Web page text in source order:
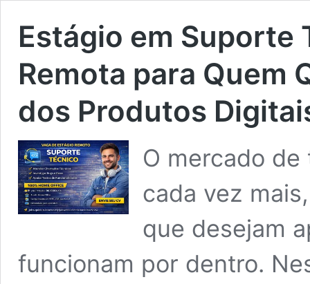
Estágio em
Remota para Quem
dos Produtos
O mercado
cada vez
que desejam
funcionam por dentro.